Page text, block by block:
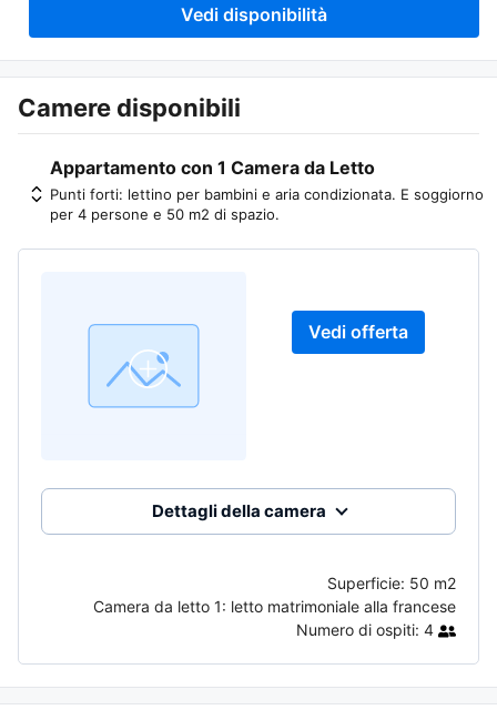
Vedi disponibilità
Camere disponibili
Appartamento con 1 Camera da Letto
Punti forti: lettino per bambini e aria condizionata. E soggiorno
per 4 persone e 50 m2 di spazio.
Vedi offerta
Dettagli della camera
Superficie: 50 m2
Camera da letto 1: letto matrimoniale alla francese
Numero di ospiti: 4